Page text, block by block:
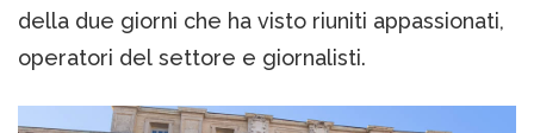
della due giorni che ha visto riuniti appassionati,
operatori del settore e giornalisti.